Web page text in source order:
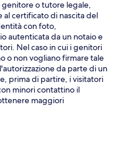
o tutore legale,
certificato di nascita del
con foto,
autenticata da un notaio e
Nel caso in cui i genitori
o non vogliano firmare tale
da parte di un
prima di partire, i visitatori
minori contattino il
maggiori